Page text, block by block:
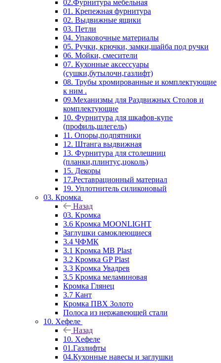
02.Фурнитура мебельная
01. Крепежная фурнитура
02. Выдвижные ящики
03. Петли
04. Упаковочные материалы
05. Ручки, крючки, замки,шайба под ручки
06. Мойки, смесители
07. Кухонные аксессуары
(сушки,бутылочн,газлифт)
08. Трубы хромированные и комплектующие
к ним .
09.Механизмы для Раздвижных Столов и
комплектующие
10. Фурнитура для шкафов-купе
(профиль,шлегель)
11. Опоры,подпятники
12. Штанга выдвижная
13. Фурнитура для столешниц
(планки,плинтус,цоколь)
15. Декоры
17.Реставрационный материал
19. Уплотнитель силиконовый
03. Кромка
Назад
03. Кромка
3.6 Кромка MOONLIGHT
Заглушки самоклеющиеся
3.4 ЧФМК
3.1 Кромка MB Plast
3.2 Кромка GP Plast
3.3 Кромка Увадрев
3.5 Кромка меламиновая
Кромка Глянец
3.7 Кант
Кромка ПВХ Золото
Полоса из нержавеющей стали
10. Хефеле
Назад
10. Хефеле
01.Газлифты
04.Кухонные навесы и заглушки